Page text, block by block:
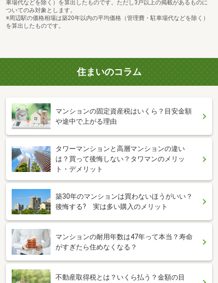
車場代などを除く）を算出したものです。ただし3戸以上の掲載があるものに
ついてのみ対象とします。
※周辺駅の価格相場は築20年以内の平均価格（管理費・駐車場代などを除く）
を算出したものです。
住まいのコラム
マンションの固定資産税はいくら？目安金額
や途中で上がる理由
タワーマンションと高層マンションの違い
は？買って後悔しない？タワマンのメリッ
ト・デメリット
築30年のマンションは買わないほうがいい？
後悔する? 実は多い購入のメリット
マンションの耐用年数は47年って本当？寿命
がすぎたら住めなくなる？
不動産取得税とは？いくら払う？金額の目